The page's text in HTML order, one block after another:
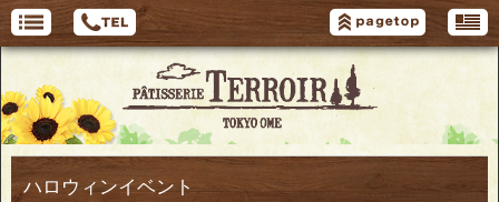
ハロウィンイベント